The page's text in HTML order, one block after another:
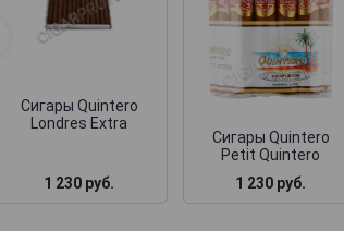
Сигары Quintero
Londres Extra
1 230 руб.
Сигары Quintero
Petit Quintero
1 230 руб.